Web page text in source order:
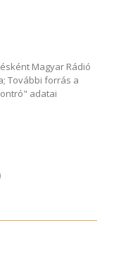
Magyar Rádió
További forrás a
adatai